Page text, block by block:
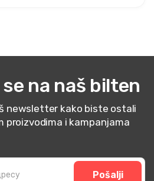
na naš bilten
newsletter kako biste ostali
proizvodima i kampanjama
Pošalji